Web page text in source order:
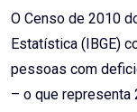
O Censo de 2010
Estatística (IBGE)
pessoas com
– o que representa